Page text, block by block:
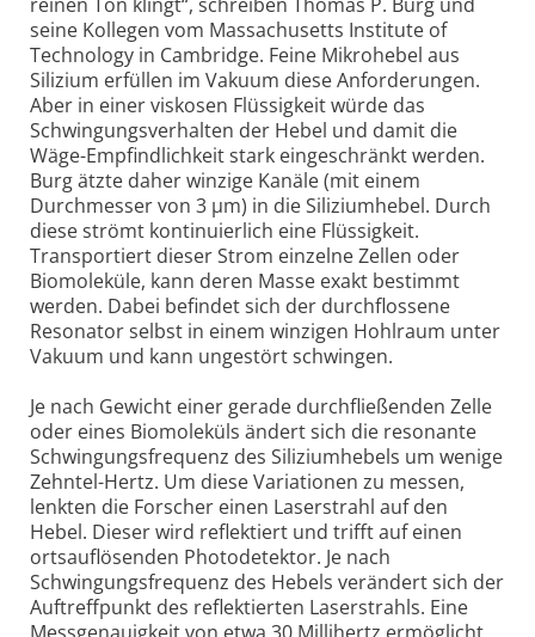
seine Kollegen vom Massachusetts Institute of
Technology in Cambridge. Feine Mikrohebel aus
Silizium erfüllen im Vakuum diese Anforderungen.
Aber in einer viskosen Flüssigkeit würde das
Schwingungsverhalten der Hebel und damit die
Wäge-Empfindlichkeit stark eingeschränkt werden.
Burg ätzte daher winzige Kanäle (mit einem
Durchmesser von 3 µm) in die Siliziumhebel. Durch
diese strömt kontinuierlich eine Flüssigkeit.
Transportiert dieser Strom einzelne Zellen oder
Biomoleküle, kann deren Masse exakt bestimmt
werden. Dabei befindet sich der durchflossene
Resonator selbst in einem winzigen Hohlraum unter
Vakuum und kann ungestört schwingen.
Je nach Gewicht einer gerade durchfließenden Zelle
oder eines Biomoleküls ändert sich die resonante
Schwingungsfrequenz des Siliziumhebels um wenige
Zehntel-Hertz. Um diese Variationen zu messen,
lenkten die Forscher einen Laserstrahl auf den
Hebel. Dieser wird reflektiert und trifft auf einen
ortsauflösenden Photodetektor. Je nach
Schwingungsfrequenz des Hebels verändert sich der
Auftreffpunkt des reflektierten Laserstrahls. Eine